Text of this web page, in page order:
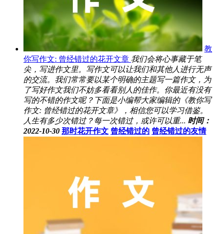
教
你写作文: 曾经错过的花开文章 我们会将心事藏于笔
尖，写进作文里。写作文可以让我们和其他人进行无声
的交流。我们常常要以某个明确的主题写一篇作文，为
了写好作文我们不妨多看看别人的佳作。你最近有没有
写的不错的作文呢？下面是小编帮大家编辑的《教你写
作文: 曾经错过的花开文章》，相信您可以学习借鉴。
人生有多少次错过？每一次错过，或许可以重... 时间：
2022-10-30 那时花开作文 曾经错过的 曾经错过的友情